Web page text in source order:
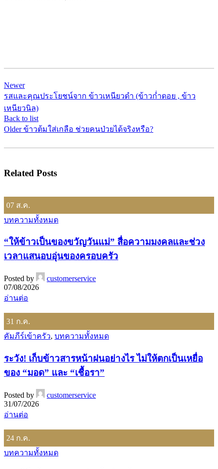
Newer
รสและคุณประโยชน์จาก ข้าวเหนียวดำ (ข้าวก่ำดอย , ข้าว
เหนียวนิล)
Back to list
Older ข้าวต้มใส่เกลือ ช่วยคนป่วยได้จริงหรือ?
Related Posts
07 ส.ค.
บทความทั้งหมด
“ให้ข้าวเป็นของขวัญวันแม่” สื่อความมงคลและช่วง
เวลาแสนอบอุ่นของครอบครัว
Posted by
customerservice
07/08/2026
อ่านต่อ
31 ก.ค.
คัมภีร์เข้าครัว, บทความทั้งหมด
ระวัง! เก็บข้าวสารหน้าฝนอย่างไร ไม่ให้ตกเป็นเหยื่อ
ของ “มอด” และ “เชื้อรา”
Posted by
customerservice
31/07/2026
อ่านต่อ
24 ก.ค.
บทความทั้งหมด